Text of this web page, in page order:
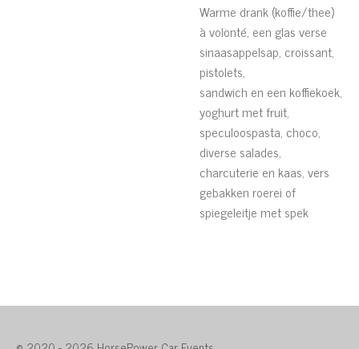
Warme drank (koffie/thee)
à volonté, een glas verse
sinaasappelsap, croissant,
pistolets,
sandwich en een koffiekoek,
yoghurt met fruit,
speculoospasta, choco,
diverse salades,
charcuterie en kaas, vers
gebakken roerei of
spiegeleitje met spek